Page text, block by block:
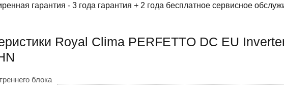
гарантия - 3 года гарантия + 2 года бесплатное сервисное
Royal Clima PERFETTO DC EU
блока